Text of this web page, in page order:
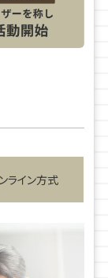
ライン方式